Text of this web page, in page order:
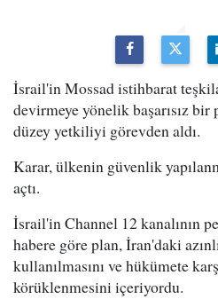
İsrail'in Mossad istihbarat
devirmeye yönelik başarısız
düzey yetkiliyi görevden aldı.
Karar, ülkenin güvenlik
açtı.
İsrail'in Channel 12 kanalının
habere göre plan, İran'daki
kullanılmasını ve hükümete
körüklenmesini içeriyordu.